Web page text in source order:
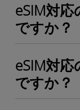
eSIM対
ですか？
eSIM対
ですか？